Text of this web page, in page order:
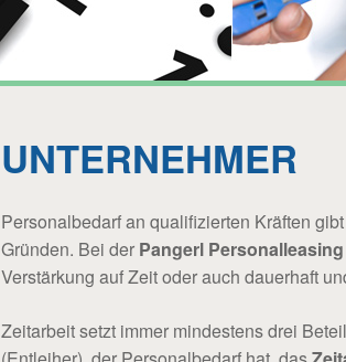
UNTERNEHMER
Personalbedarf an qualifizierten Kräften
Gründen. Bei der Pangerl
Verstärkung auf Zeit oder auch dauerhaft
Zeitarbeit setzt immer mindestens drei